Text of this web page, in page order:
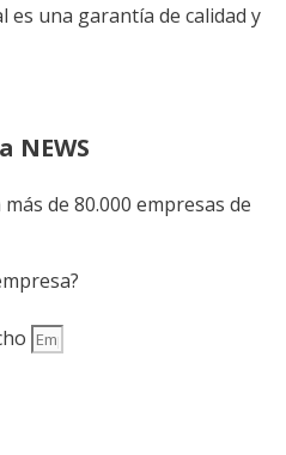
una garantía de calidad y
NEWS
de 80.000 empresas de